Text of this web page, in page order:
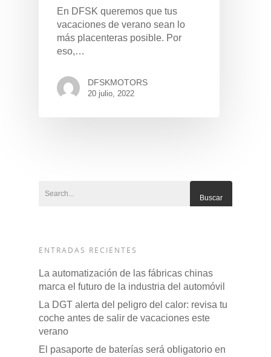
En DFSK queremos que tus
vacaciones de verano sean lo
más placenteras posible. Por
eso,…
DFSKMOTORS
20 julio, 2022
ENTRADAS RECIENTES
La automatización de las fábricas chinas
marca el futuro de la industria del automóvil
La DGT alerta del peligro del calor: revisa tu
coche antes de salir de vacaciones este
verano
El pasaporte de baterías será obligatorio en